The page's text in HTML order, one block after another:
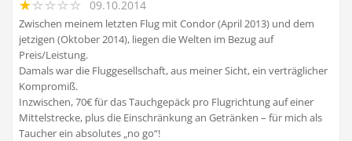
09.10.2014
Zwischen meinem letzten Flug mit Condor (April 2013) und dem
jetzigen (Oktober 2014), liegen die Welten im Bezug auf
Preis/Leistung.
Damals war die Fluggesellschaft, aus meiner Sicht, ein verträglicher
Kompromiß.
Inzwischen, 70€ für das Tauchgepäck pro Flugrichtung auf einer
Mittelstrecke, plus die Einschränkung an Getränken – für mich als
Taucher ein absolutes „no go“!